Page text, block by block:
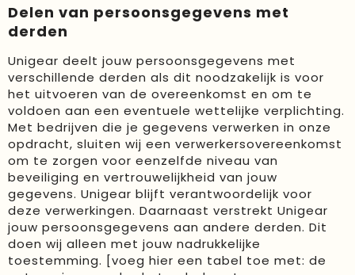
Delen van persoonsgegevens met
derden
Unigear deelt jouw persoonsgegevens met
verschillende derden als dit noodzakelijk is voor
het uitvoeren van de overeenkomst en om te
voldoen aan een eventuele wettelijke verplichting.
Met bedrijven die je gegevens verwerken in onze
opdracht, sluiten wij een verwerkersovereenkomst
om te zorgen voor eenzelfde niveau van
beveiliging en vertrouwelijkheid van jouw
gegevens. Unigear blijft verantwoordelijk voor
deze verwerkingen. Daarnaast verstrekt Unigear
jouw persoonsgegevens aan andere derden. Dit
doen wij alleen met jouw nadrukkelijke
toestemming. [voeg hier een tabel toe met: de